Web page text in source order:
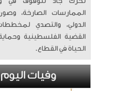
الممارسات الصارخة،
الدولي، والتصدي
القضية الفلسطينية
الحياة في القطاع.